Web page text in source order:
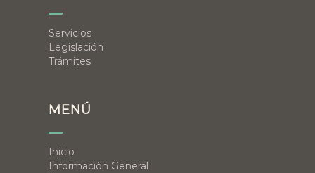
Servicios
Legislación
Trámites
MENÚ
Inicio
Información General